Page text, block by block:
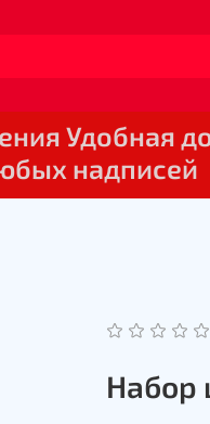
Удобная
надписей
Набор